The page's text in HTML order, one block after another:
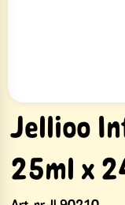
Jellioo
25ml x